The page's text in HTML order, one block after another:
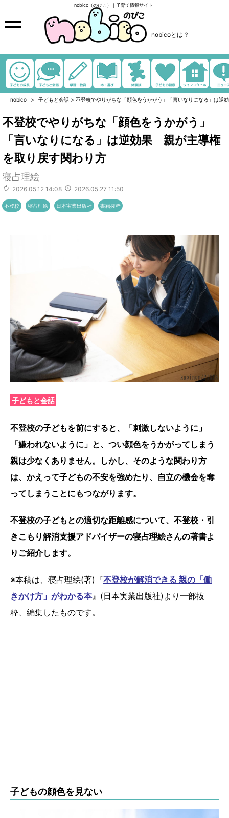
nobico（のびこ）｜子育て情報サイト
nobicoとは？
nobico 子どもと会話 > 不登校でやりがちな「顔色をうかがう」「言いなりになる」は
不登校でやりがちな「顔色をうかがう」
「言いなりになる」は逆効果 親が主導権
を取り戻す関わり方
寝占理絵
2026.05.12 14:08 2026.05.27 11:50
不登校 寝占理絵 日本実業出版社 書籍抜粋
子どもと会話
不登校の子どもを前にすると、「刺激しないように」
「嫌われないように」と、つい顔色をうかがってしまう
親は少なくありません。しかし、そのような関わり方
は、かえって子どもの不安を強めたり、自立の機会を奪
ってしまうことにもつながります。
不登校の子どもとの適切な距離感について、不登校・引
きこもり解消支援アドバイザーの寝占理絵さんの著書よ
りご紹介します。
※本稿は、寝占理絵(著)『不登校が解消できる 親の「働
きかけ方」がわかる本』(日本実業出版社)より一部抜
粋、編集したものです。
子どもの顔色を見ない